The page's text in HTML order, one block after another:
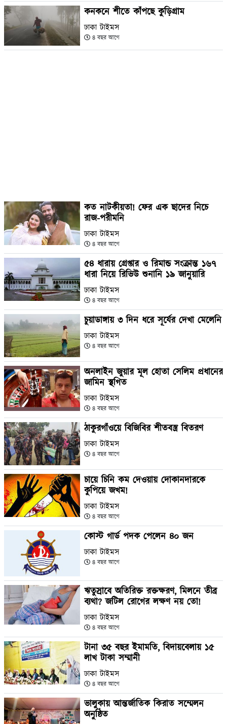
কনকনে শীতে কাঁপছে কুড়িগ্রাম
ঢাকা টাইমস
৪ বছর আগে
কত নাটকীয়তা! ফের এক ছাদের নিচে
রাজ-পরীমনি
ঢাকা টাইমস
৪ বছর আগে
৫৪ ধারায় গ্রেপ্তার ও রিমান্ড সংক্রান্ত ১৬৭
ধারা নিয়ে রিভিউ শুনানি ১৯ জানুয়ারি
ঢাকা টাইমস
৪ বছর আগে
চুয়াডাঙ্গায় ৩ দিন ধরে সূর্যের দেখা মেলেনি
ঢাকা টাইমস
৪ বছর আগে
অনলাইন জুয়ার মূল হোতা সেলিম প্রধানের
জামিন স্থগিত
ঢাকা টাইমস
৪ বছর আগে
ঠাকুরগাঁওয়ে বিজিবির শীতবস্ত্র বিতরণ
ঢাকা টাইমস
৪ বছর আগে
চায়ে চিনি কম দেওয়ায় দোকানদারকে
কুপিয়ে জখম!
ঢাকা টাইমস
৪ বছর আগে
কোস্ট গার্ড পদক পেলেন ৪০ জন
ঢাকা টাইমস
৪ বছর আগে
ঋতুস্রাবে অতিরিক্ত রক্তক্ষরণ, মিলনে তীব্র
ব্যথা? জটিল রোগের লক্ষণ নয় তো!
ঢাকা টাইমস
৪ বছর আগে
টানা ৩৫ বছর ইমামতি, বিদায়বেলায় ১৫
লাখ টাকা সম্মানী
ঢাকা টাইমস
৪ বছর আগে
ভালুকায় আন্তর্জাতিক কিরাত সম্মেলন
অনুষ্ঠিত